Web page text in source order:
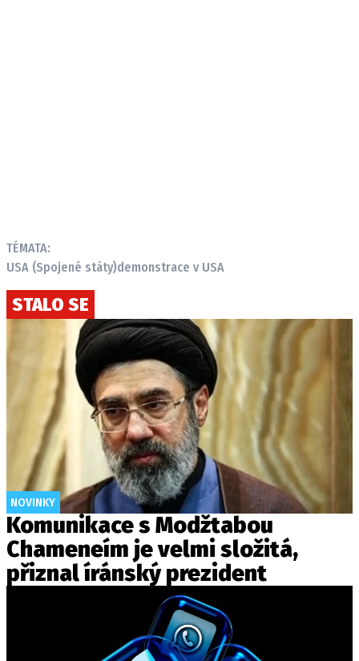
TÉMATA:
USA (Spojené státy)demonstrace v USA
STALO SE
NOVINKY
Komunikace s Modžtabou
Chameneím je velmi složitá,
přiznal íránský prezident